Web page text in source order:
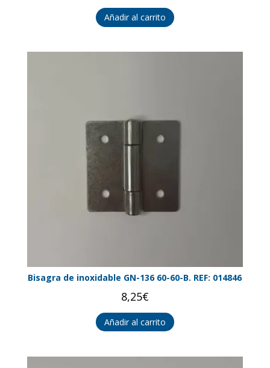
Añadir al carrito
Bisagra de inoxidable GN-136 60-60-B. REF: 014846
8,25€
Añadir al carrito